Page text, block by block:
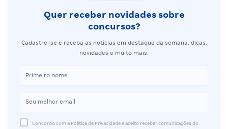
Quer receber novidades sobre
concursos?
Cadastre-se e receba as notícias em destaque da semana, dicas,
novidades e muito mais.
Concordo com a Política de Privacidade e aceito receber comunicações do